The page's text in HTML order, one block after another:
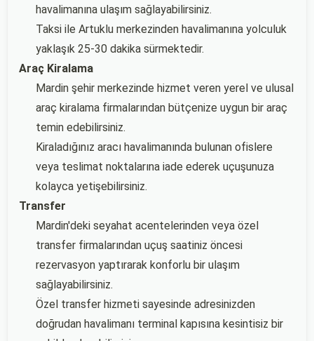
havalimanına ulaşım sağlayabilirsiniz.
Taksi ile Artuklu merkezinden havalimanına yolculuk
yaklaşık 25-30 dakika sürmektedir.
Araç Kiralama
Mardin şehir merkezinde hizmet veren yerel ve ulusal
araç kiralama firmalarından bütçenize uygun bir araç
temin edebilirsiniz.
Kiraladığınız aracı havalimanında bulunan ofislere
veya teslimat noktalarına iade ederek uçuşunuza
kolayca yetişebilirsiniz.
Transfer
Mardin'deki seyahat acentelerinden veya özel
transfer firmalarından uçuş saatiniz öncesi
rezervasyon yaptırarak konforlu bir ulaşım
sağlayabilirsiniz.
Özel transfer hizmeti sayesinde adresinizden
doğrudan havalimanı terminal kapısına kesintisiz bir